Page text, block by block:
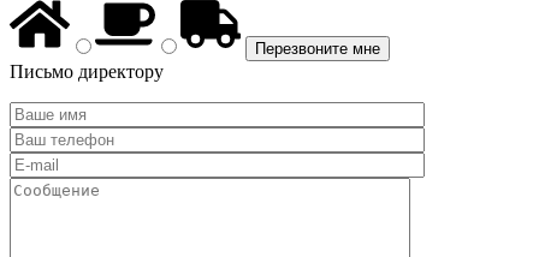
Письмо директору